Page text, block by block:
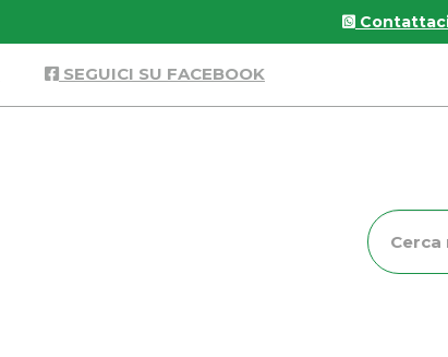
Contattaci
SEGUICI SU FACEBOOK
Cerca
Prodotto